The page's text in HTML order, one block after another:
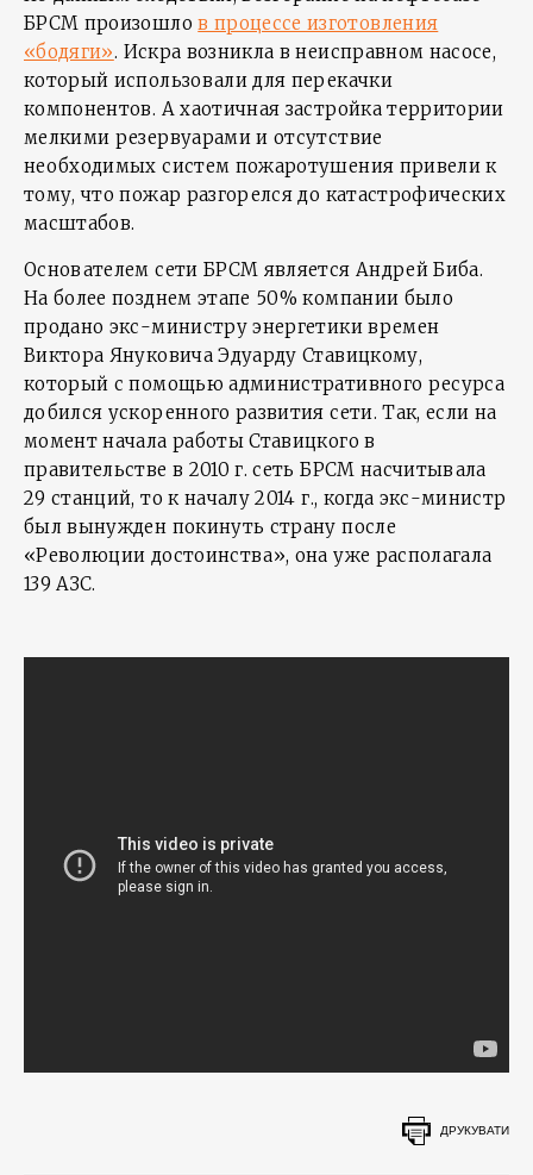
БРСМ произошлов процессе изготовления
«бодяги». Искра возникла в неисправном насосе,
который использовали для перекачки
компонентов. А хаотичная застройка территории
мелкими резервуарами и отсутствие
необходимых систем пожаротушения привели к
тому, что пожар разгорелся до катастрофических
масштабов.
Основателем сети БРСМ является Андрей Биба.
На более позднем этапе 50% компании было
продано экс-министру энергетики времен
Виктора Януковича Эдуарду Ставицкому,
который с помощью административного ресурса
добился ускоренного развития сети. Так, если на
момент начала работы Ставицкого в
правительстве в 2010 г. сеть БРСМ насчитывала
29 станций, то к началу 2014 г., когда экс-министр
был вынужден покинуть страну после
«Революции достоинства», она уже располагала
139 АЗС.
ДРУКУВАТИ